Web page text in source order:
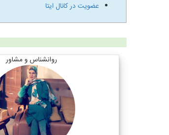
عضویت در کانال ایتا
روانشناس و مشاور